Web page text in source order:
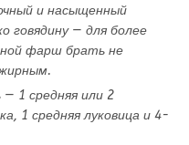
и насыщенный
говядину — для более
фарш брать не
1 средняя или 2
1 средняя луковица и 4-